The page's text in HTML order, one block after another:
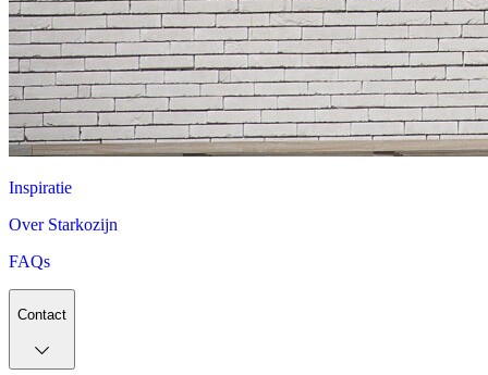
Inspiratie
Over Starkozijn
FAQs
Contact